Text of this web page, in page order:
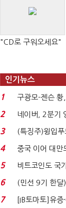
"CD로 구워오세요"
인기뉴스
1
구광모-젠슨
로봇·AI 등 논...
2
네이버, 2분기
비 0.2% 감소
3
(특징주)윙입
지에 상한가...
4
중국 이어 대만
국전쟁’
5
비트코인도 국
처분' 기준은 ...
6
(민선 9기 한
격…추미애,
7
[IB토마토]유